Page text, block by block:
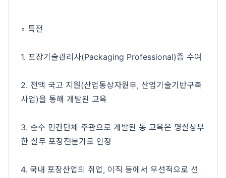
◦ 특전
1. 포장기술관리사(Packaging Professional)증 수여
2. 전액 국고 지원(산업통상자원부, 산업기술기반구축
사업)을 통해 개발된 교육
3. 순수 민간단체 주관으로 개발된 동 교육은 명실상부
한 실무 포장전문가로 인정
4. 국내 포장산업의 취업, 이직 등에서 우선적으로 선